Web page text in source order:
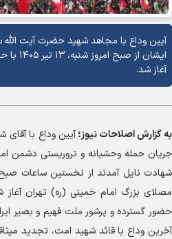
وداع با مجاهد شهید حضرت آیت الله
ایشان از
شد.
گزارشاصلاحات نیوز؛
حمله وحشیانه و تروریستی دشمن
بزرگ امام خمینی (ره) تهران آغاز
گسترده و پرشور ملت فهیم و بصیر
وداع با قائد شهید امت، تجدید میثاقی